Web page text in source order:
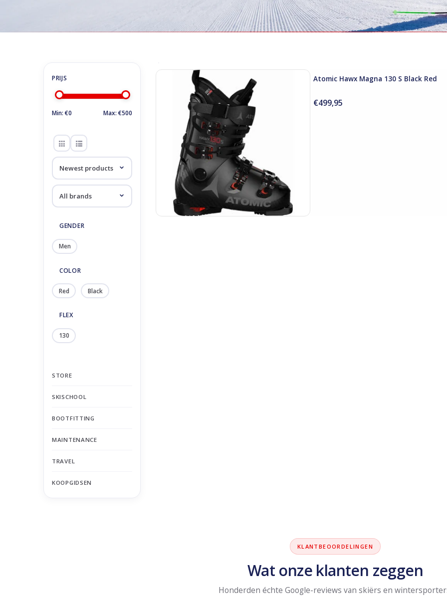
Products tagged with Hawx
Min: €0 Max: €500
GENDER
Men
COLOR
Red Black
FLEX
130
STORE
SKISCHOOL
BOOTFITTING
MAINTENANCE
TRAVEL
KOOPGIDSEN
Atomic Hawx Magna 130 S Black Red
ADD TO CART
Atomic Hawx Magna 130 S Black Red
€499,95
KLANTBEOORDELINGEN
Wat onze klanten zeggen
Honderden échte Google-reviews van skiërs en